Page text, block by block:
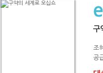
구
조
공